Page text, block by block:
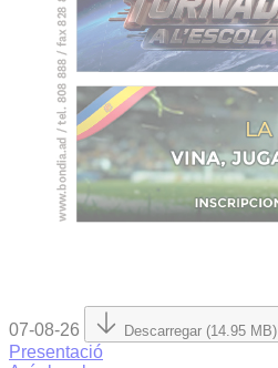
07-08-26 Descarregar (14.95 MB)
Presentació